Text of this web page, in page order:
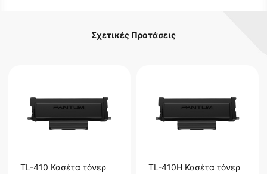
Σχετικές Προτάσεις
TL-410 Κασέτα τόνερ
TL-410H Κασέτα τόνερ